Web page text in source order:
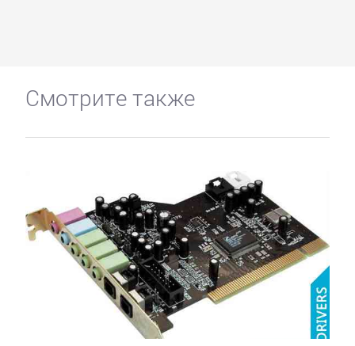
Смотрите также